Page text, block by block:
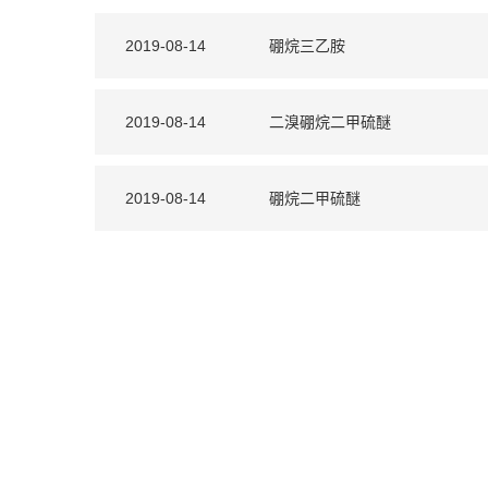
2019-08-14 硼烷三乙胺
2019-08-14 二溴硼烷二甲硫醚
2019-08-14 硼烷二甲硫醚